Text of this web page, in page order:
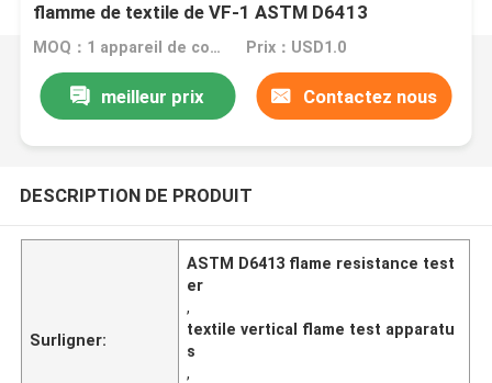
flamme de textile de VF-1 ASTM D6413
MOQ：1 appareil de contrôle réglé de relais Prix：USD1.0
meilleur prix Contactez nous
DESCRIPTION DE PRODUIT
Surligner:
ASTM D6413 flame resistance test
er
,
textile vertical flame test apparatu
s
,